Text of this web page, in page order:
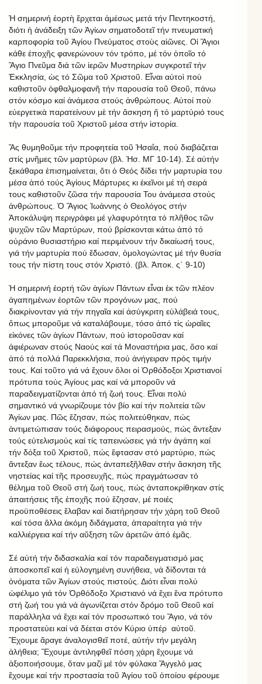
Ἡ σημερινή ἑορτὴ ἔρχεται ἀμέσως μετά τήν Πεντηκοστή,
διότι ἡ ἀνάδειξη τῶν Ἁγίων σηματοδοτεῖ τήν πνευματική
καρποφορία τοῦ Ἁγίου Πνεύματος στοὺς αἰῶνες. Οἱ Ἅγιοι
κάθε ἐποχῆς φανερώνουν τόν τρόπο, μέ τόν ὁποῖο τό
Ἅγιο Πνεῦμα διά τῶν ἱερῶν Μυστηρίων συγκροτεῖ τήν
Ἐκκλησία, ὡς τό Σῶμα τοῦ Χριστοῦ. Εἶναι αὐτοὶ ποὺ
καθιστοῦν ὀφθαλμοφανῆ τήν παρουσία τοῦ Θεοῦ, πάνω
στόν κόσμο καί ἀνάμεσα στούς ἀνθρώπους. Αὐτοί ποὺ
εὐεργετικὰ παρατείνουν μὲ τήν ἄσκηση ἤ τό μαρτύριό τους
τὴν παρουσία τοῦ Χριστοῦ μέσα στήν ἱστορία.
Ἄς θυμηθοῦμε τήν προφητεία τοῦ Ἠσαΐα, πού διαβάζεται
στίς μνῆμες τῶν μαρτύρων (βλ. Ἠσ. ΜΓ 10-14). Σέ αὐτήν
ξεκάθαρα ἐπισημαίνεται, ὅτι ὁ Θεός δίδει τήν μαρτυρία του
μέσα ἀπό τούς Ἁγίους Μάρτυρες κι ἐκεῖνοι μέ τή σειρά
τους καθιστοῦν ζῶσα τήν παρουσία Του ἀνάμεσα στούς
ἀνθρώπους. Ὁ Ἅγιος Ἰωάννης ὁ Θεολόγος στήν
Ἀποκάλυψη περιγράφει μέ γλαφυρότητα τό πλῆθος τῶν
ψυχῶν τῶν Μαρτύρων, πού βρίσκονται κάτω ἀπό τό
οὐράνιο θυσιαστήριο καί περιμένουν τήν δικαίωσή τους,
γιά τήν μαρτυρία πού ἔδωσαν, ὁμολογώντας μέ τήν θυσία
τους τήν πίστη τους στόν Χριστό. (βλ. Ἀποκ. ς΄ 9-10)
Ἡ σημερινή ἑορτή τῶν ἁγίων Πάντων εἶναι ἐκ τῶν πλέον
ἀγαπημένων ἑορτῶν τῶν προγόνων μας, πού
διακρίνονταν γιά τήν πηγαῖα καί ἀσύγκριτη εὐλάβειά τους,
ὅπως μποροῦμε νά καταλάβουμε, τόσο ἀπό τίς ὡραῖες
εἰκόνες τῶν ἁγίων Πάντων, πού ἱστοροῦσαν καί
ἀφιέρωναν στούς Ναούς καί τά Μοναστήρια μας, ὅσο καί
ἀπό τά πολλά Παρεκκλήσια, πού ἀνήγειραν πρός τιμήν
τους. Καί τοῦτο γιά νά ἔχουν ὅλοι οἱ Ὀρθόδοξοι Χριστιανοί
πρότυπα τούς Ἁγίους μας καί νά μποροῦν νά
παραδειγματίζονται ἀπό τή ζωή τους. Εἶναι πολύ
σημαντικό νά γνωρίζουμε τόν βίο καί τήν πολιτεία τῶν
Ἁγίων μας. Πῶς ἔζησαν, πώς πολιτεύθηκαν, πώς
ἀντιμετώπισαν τούς διάφορους πειρασμούς, πώς ἄντεξαν
τούς εὐτελισμούς καί τίς ταπεινώσεις γιά τήν ἀγάπη καί
τήν δόξα τοῦ Χριστοῦ, πώς ἔφτασαν στό μαρτύριο, πώς
ἄντεξαν ἕως τέλους, πώς ἀνταπεξῆλθαν στήν ἄσκηση τῆς
νηστείας καί τῆς προσευχῆς, πώς πραγμάτωσαν τό
θέλημα τοῦ Θεοῦ στή ζωή τους, πώς ἀνταποκρίθηκαν στίς
ἀπαιτήσεις τῆς ἐποχῆς πού ἔζησαν, μέ ποιές
προϋποθέσεις ἔλαβαν καί διατήρησαν τήν χάρη τοῦ Θεοῦ
καί τόσα ἄλλα ἀκόμη διδάγματα, ἀπαραίτητα γιά τήν
καλλιέργεια καί τήν αὔξηση τῶν ἀρετῶν ἀπό ἐμᾶς.
Σέ αὐτή τήν διδασκαλία καί τόν παραδειγματισμό μας
ἀποσκοπεῖ καί ἡ εὐλογημένη συνήθεια, νά δίδονται τά
ὀνόματα τῶν Ἁγίων στούς πιστούς. Διότι εἶναι πολύ
ὠφέλιμο γιά τόν Ὀρθόδοξο Χριστιανό νά ἔχει ἕνα πρότυπο
στή ζωή του γιά νά ἀγωνίζεται στόν δρόμο τοῦ Θεοῦ καί
παράλληλα νά ἔχει καί τόν προσωπικό του Ἅγιο, νά τόν
προστατεύει καί νά δέεται στόν Κύριο ὑπέρ αὐτοῦ.
Ἔχουμε ἄραγε ἀναλογισθεῖ ποτέ, αὐτήν τήν μεγάλη
ἀλήθεια; Ἔχουμε ἀντιληφθεῖ πόση χάρη ἔχουμε νά
ἀξιοποιήσουμε, ὅταν μαζί μέ τόν φύλακα Ἄγγελό μας
ἔχουμε καί τήν προστασία τοῦ Ἁγίου τοῦ ὁποίου φέρουμε